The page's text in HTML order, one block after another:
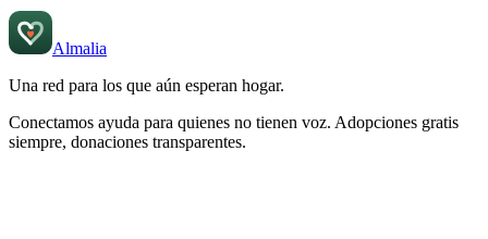
Almalia
Una red para los que aún esperan hogar.
Conectamos ayuda para quienes no tienen voz. Adopciones gratis
siempre, donaciones transparentes.